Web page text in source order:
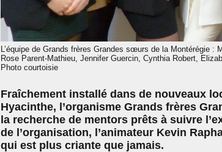
L’équipe de Grands frères Grandes sœurs de la Montérégie
Rose Parent-Mathieu, Jennifer Guercin, Cynthia Robert,
Photo courtoisie
Fraîchement installé dans de nouveaux
Hyacinthe, l’organisme Grands frères
la recherche de mentors prêts à suivre
de l’organisation, l’animateur Kevin
qui est plus criante que jamais.